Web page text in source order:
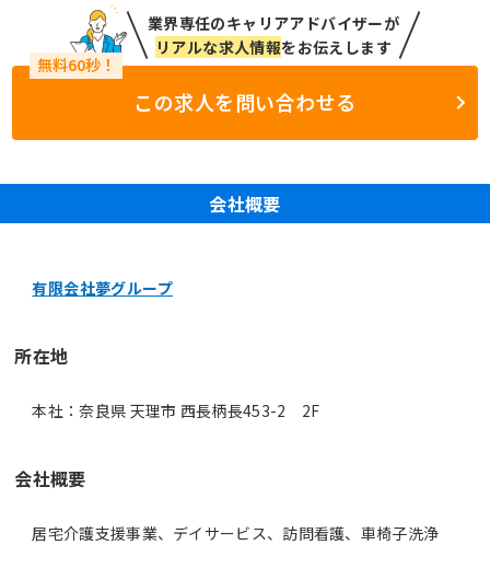
業界専任のキャリアアドバイザーが
リアルな求人情報をお伝えします
この求人を問い合わせる
会社概要
有限会社夢グループ
所在地
本社：奈良県 天理市 西長柄長453-2 2F
会社概要
居宅介護支援事業、デイサービス、訪問看護、車椅子洗浄